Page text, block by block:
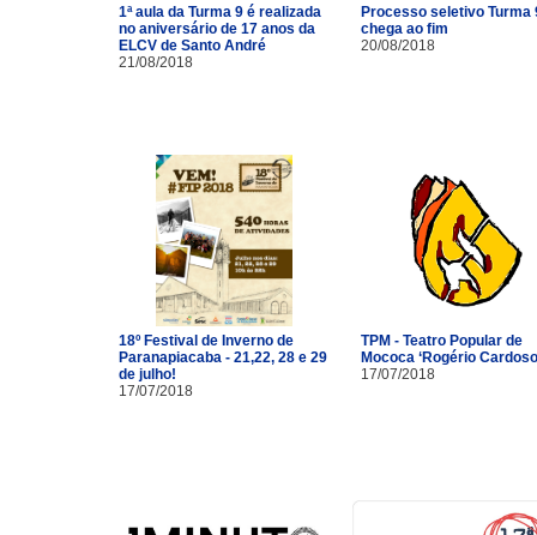
1ª aula da Turma 9 é realizada
no aniversário de 17 anos da
ELCV de Santo André
21/08/2018
Processo seletivo Turma
chega ao fim
20/08/2018
18º Festival de Inverno de
Paranapiacaba - 21,22, 28 e 29
de julho!
17/07/2018
TPM - Teatro Popular de
Mococa ‘Rogério
17/07/2018